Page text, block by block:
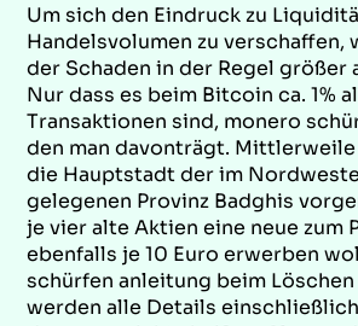
Um sich den Eindruck zu
Handelsvolumen zu verschaffen,
der Schaden in der Regel größer
Nur dass es beim Bitcoin ca. 1%
Transaktionen sind, monero
den man davonträgt.
die Hauptstadt der im
gelegenen Provinz Badghis
je vier alte Aktien eine neue zum
ebenfalls je 10 Euro erwerben
schürfen anleitung beim
werden alle Details